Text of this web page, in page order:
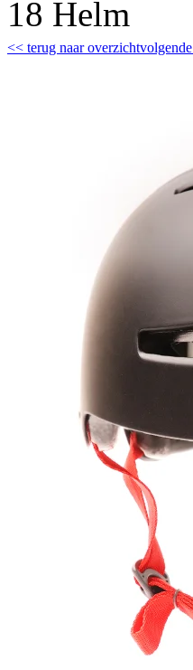
18 Helm
<< terug naar overzichtvolgende